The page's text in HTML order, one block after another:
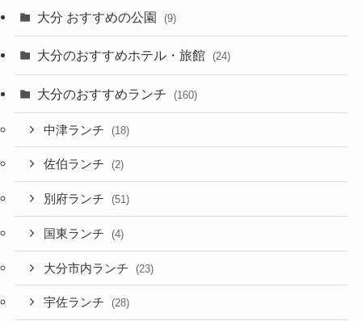
大分 おすすめの公園 (9)
大分のおすすめホテル・旅館 (24)
大分のおすすめランチ (160)
中津ランチ (18)
佐伯ランチ (2)
別府ランチ (51)
国東ランチ (4)
大分市内ランチ (23)
宇佐ランチ (28)